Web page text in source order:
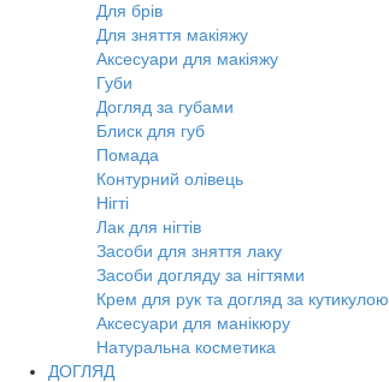
Для брів
Для зняття макіяжу
Аксесуари для макіяжу
Губи
Догляд за губами
Блиск для губ
Помада
Контурний олівець
Нігті
Лак для нігтів
Засоби для зняття лаку
Засоби догляду за нігтями
Крем для рук та догляд за кутикулою
Аксесуари для манікюру
Натуральна косметика
ДОГЛЯД